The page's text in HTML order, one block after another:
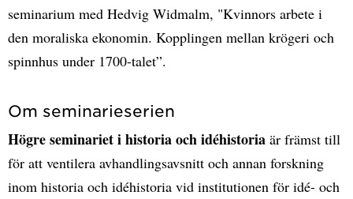
seminarium med Hedvig Widmalm, "Kvinnors arbete i
den moraliska ekonomin. Kopplingen mellan krögeri och
spinnhus under 1700-talet”.
Om seminarieserien
Högre seminariet i historia och idéhistoria är främst till
för att ventilera avhandlingsavsnitt och annan forskning
inom historia och idéhistoria vid institutionen för idé- och